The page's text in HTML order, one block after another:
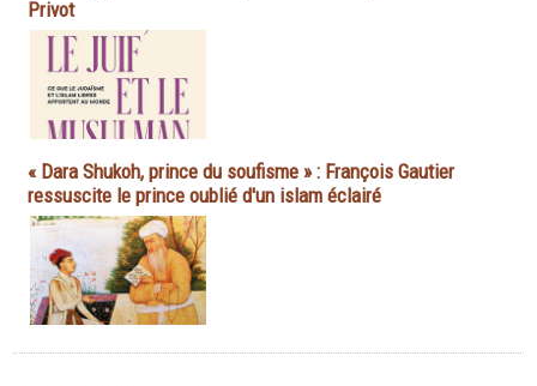
Privot
« Dara Shukoh, prince du soufisme » : François Gautier
ressuscite le prince oublié d'un islam éclairé